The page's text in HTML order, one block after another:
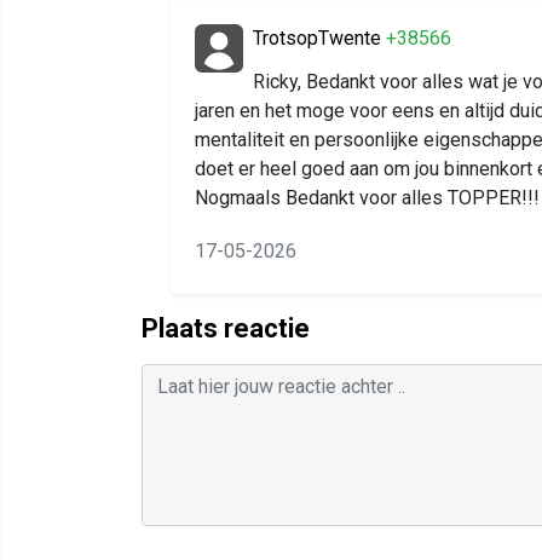
TrotsopTwente +38566
Ricky, Bedankt voor alles wat je
jaren en het moge voor eens en altijd
mentaliteit en persoonlijke
doet er heel goed aan om jou
Nogmaals Bedankt voor alles TOPPER!!!
17-05-2026
Plaats reactie